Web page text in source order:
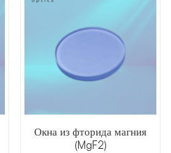
Окна из фторида магния
(MgF2)